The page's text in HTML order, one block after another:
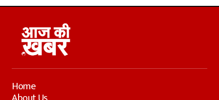
Home